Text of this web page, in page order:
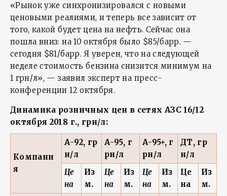
«Рынок уже синхронизировался с новыми
ценовыми реалиями, и теперь все зависит от
того, какой будет цена на нефть. Сейчас она
пошла вниз: на 10 октября было $85/барр. —
сегодня $81/барр. Я уверен, что на следующей
неделе стоимость бензина снизится минимум на
1 грн/л», — заявил эксперт на пресс-
конференции 12 октября.
Динамика розничных цен в сетях АЗС 16/12
октября 2018 г., грн/л:
Компани
я
А-92, гр
н/л
А-95, г
рн/л
А-95+, г
рн/л
ДТ, гр
н/л
Це
на
Из
м.
Це
на
Из
м.
Це
на
Из
м.
Це
на
Из
м.